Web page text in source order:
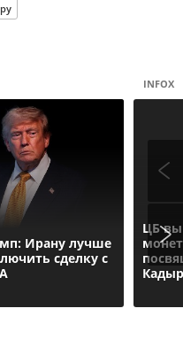
INFOX
Ирану лучше
сделку с
ЦБ